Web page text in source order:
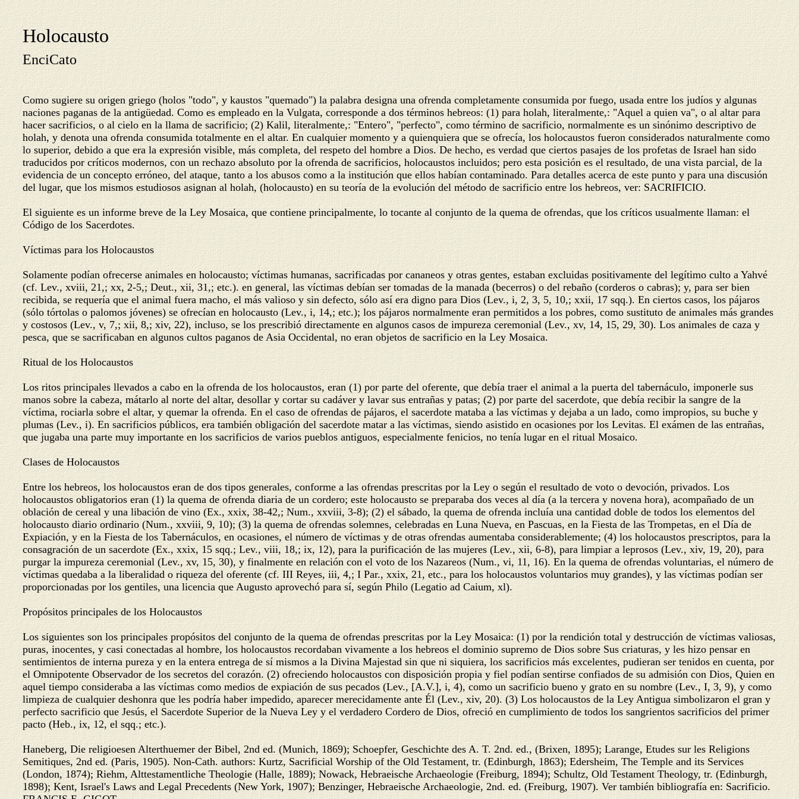
Holocausto
EnciCato
Como sugiere su origen griego (holos "todo", y kaustos "quemado") la palabra designa una ofrenda completamente consumida por fuego, usada entre los judíos y algunas
naciones paganas de la antigüedad. Como es empleado en la Vulgata, corresponde a dos términos hebreos: (1) para holah, literalmente,: "Aquel a quien va", o al altar para
hacer sacrificios, o al cielo en la llama de sacrificio; (2) Kalil, literalmente,: "Entero", "perfecto", como término de sacrificio, normalmente es un sinónimo descriptivo de
holah, y denota una ofrenda consumida totalmente en el altar. En cualquier momento y a quienquiera que se ofrecía, los holocaustos fueron considerados naturalmente como
lo superior, debido a que era la expresión visible, más completa, del respeto del hombre a Dios. De hecho, es verdad que ciertos pasajes de los profetas de Israel han sido
traducidos por críticos modernos, con un rechazo absoluto por la ofrenda de sacrificios, holocaustos incluidos; pero esta posición es el resultado, de una vista parcial, de la
evidencia de un concepto erróneo, del ataque, tanto a los abusos como a la institución que ellos habían contaminado. Para detalles acerca de este punto y para una discusión
del lugar, que los mismos estudiosos asignan al holah, (holocausto) en su teoría de la evolución del método de sacrificio entre los hebreos, ver: SACRIFICIO.
El siguiente es un informe breve de la Ley Mosaica, que contiene principalmente, lo tocante al conjunto de la quema de ofrendas, que los críticos usualmente llaman: el
Código de los Sacerdotes.
Víctimas para los Holocaustos
Solamente podían ofrecerse animales en holocausto; víctimas humanas, sacrificadas por cananeos y otras gentes, estaban excluidas positivamente del legítimo culto a Yahvé
(cf. Lev., xviii, 21,; xx, 2-5,; Deut., xii, 31,; etc.). en general, las víctimas debían ser tomadas de la manada (becerros) o del rebaño (corderos o cabras); y, para ser bien
recibida, se requería que el animal fuera macho, el más valioso y sin defecto, sólo así era digno para Dios (Lev., i, 2, 3, 5, 10,; xxii, 17 sqq.). En ciertos casos, los pájaros
(sólo tórtolas o palomos jóvenes) se ofrecían en holocausto (Lev., i, 14,; etc.); los pájaros normalmente eran permitidos a los pobres, como sustituto de animales más grandes
y costosos (Lev., v, 7,; xii, 8,; xiv, 22), incluso, se los prescribió directamente en algunos casos de impureza ceremonial (Lev., xv, 14, 15, 29, 30). Los animales de caza y
pesca, que se sacrificaban en algunos cultos paganos de Asia Occidental, no eran objetos de sacrificio en la Ley Mosaica.
Ritual de los Holocaustos
Los ritos principales llevados a cabo en la ofrenda de los holocaustos, eran (1) por parte del oferente, que debía traer el animal a la puerta del tabernáculo, imponerle sus
manos sobre la cabeza, mátarlo al norte del altar, desollar y cortar su cadáver y lavar sus entrañas y patas; (2) por parte del sacerdote, que debía recibir la sangre de la
víctima, rociarla sobre el altar, y quemar la ofrenda. En el caso de ofrendas de pájaros, el sacerdote mataba a las víctimas y dejaba a un lado, como impropios, su buche y
plumas (Lev., i). En sacrificios públicos, era también obligación del sacerdote matar a las víctimas, siendo asistido en ocasiones por los Levitas. El exámen de las entrañas,
que jugaba una parte muy importante en los sacrificios de varios pueblos antiguos, especialmente fenicios, no tenía lugar en el ritual Mosaico.
Clases de Holocaustos
Entre los hebreos, los holocaustos eran de dos tipos generales, conforme a las ofrendas prescritas por la Ley o según el resultado de voto o devoción, privados. Los
holocaustos obligatorios eran (1) la quema de ofrenda diaria de un cordero; este holocausto se preparaba dos veces al día (a la tercera y novena hora), acompañado de un
oblación de cereal y una libación de vino (Ex., xxix, 38-42,; Num., xxviii, 3-8); (2) el sábado, la quema de ofrenda incluía una cantidad doble de todos los elementos del
holocausto diario ordinario (Num., xxviii, 9, 10); (3) la quema de ofrendas solemnes, celebradas en Luna Nueva, en Pascuas, en la Fiesta de las Trompetas, en el Día de
Expiación, y en la Fiesta de los Tabernáculos, en ocasiones, el número de víctimas y de otras ofrendas aumentaba considerablemente; (4) los holocaustos prescriptos, para la
consagración de un sacerdote (Ex., xxix, 15 sqq.; Lev., viii, 18,; ix, 12), para la purificación de las mujeres (Lev., xii, 6-8), para limpiar a leprosos (Lev., xiv, 19, 20), para
purgar la impureza ceremonial (Lev., xv, 15, 30), y finalmente en relación con el voto de los Nazareos (Num., vi, 11, 16). En la quema de ofrendas voluntarias, el número de
víctimas quedaba a la liberalidad o riqueza del oferente (cf. III Reyes, iii, 4,; I Par., xxix, 21, etc., para los holocaustos voluntarios muy grandes), y las víctimas podían ser
proporcionadas por los gentiles, una licencia que Augusto aprovechó para sí, según Philo (Legatio ad Caium, xl).
Propósitos principales de los Holocaustos
Los siguientes son los principales propósitos del conjunto de la quema de ofrendas prescritas por la Ley Mosaica: (1) por la rendición total y destrucción de víctimas valiosas,
puras, inocentes, y casi conectadas al hombre, los holocaustos recordaban vivamente a los hebreos el dominio supremo de Dios sobre Sus criaturas, y les hizo pensar en
sentimientos de interna pureza y en la entera entrega de sí mismos a la Divina Majestad sin que ni siquiera, los sacrificios más excelentes, pudieran ser tenidos en cuenta, por
el Omnipotente Observador de los secretos del corazón. (2) ofreciendo holocaustos con disposición propia y fiel podían sentirse confiados de su admisión con Dios, Quien en
aquel tiempo consideraba a las víctimas como medios de expiación de sus pecados (Lev., [A.V.], i, 4), como un sacrificio bueno y grato en su nombre (Lev., I, 3, 9), y como
limpieza de cualquier deshonra que les podría haber impedido, aparecer merecidamente ante Él (Lev., xiv, 20). (3) Los holocaustos de la Ley Antigua simbolizaron el gran y
perfecto sacrificio que Jesús, el Sacerdote Superior de la Nueva Ley y el verdadero Cordero de Dios, ofreció en cumplimiento de todos los sangrientos sacrificios del primer
pacto (Heb., ix, 12, el sqq.; etc.).
Haneberg, Die religioesen Alterthuemer der Bibel, 2nd ed. (Munich, 1869); Schoepfer, Geschichte des A. T. 2nd. ed., (Brixen, 1895); Larange, Etudes sur les Religions
Semitiques, 2nd ed. (Paris, 1905). Non-Cath. authors: Kurtz, Sacrificial Worship of the Old Testament, tr. (Edinburgh, 1863); Edersheim, The Temple and its Services
(London, 1874); Riehm, Alttestamentliche Theologie (Halle, 1889); Nowack, Hebraeische Archaeologie (Freiburg, 1894); Schultz, Old Testament Theology, tr. (Edinburgh,
1898); Kent, Israel's Laws and Legal Precedents (New York, 1907); Benzinger, Hebraeische Archaeologie, 2nd. ed. (Freiburg, 1907). Ver también bibliografía en: Sacrificio.